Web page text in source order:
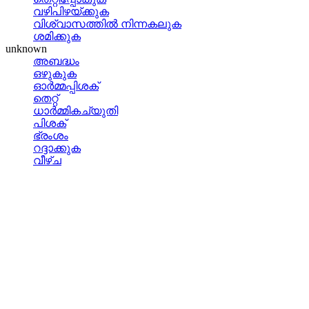
വഴിപിഴയ്‌ക്കുക
വിശ്വാസത്തില്‍ നിന്നകലുക
ശമിക്കുക
unknown
അബദ്ധം
ഒഴുകുക
ഓര്‍മ്മപ്പിശക്
തെറ്റ്
ധാര്‍മ്മികച്യുതി
പിശക്
ഭ്രംശം
റദ്ദാക്കുക
വീഴ്ച